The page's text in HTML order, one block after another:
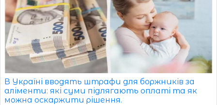
В Україні вводять штрафи для боржників за
аліменти: які суми підлягають оплаті та як
можна оскаржити рішення.